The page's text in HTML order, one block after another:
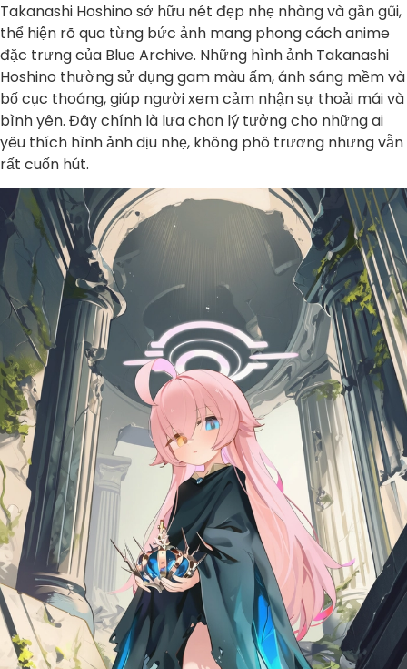
Takanashi Hoshino sở hữu nét đẹp nhẹ nhàng và gần gũi,
thể hiện rõ qua từng bức ảnh mang phong cách anime
đặc trưng của Blue Archive. Những hình ảnh Takanashi
Hoshino thường sử dụng gam màu ấm, ánh sáng mềm và
bố cục thoáng, giúp người xem cảm nhận sự thoải mái và
bình yên. Đây chính là lựa chọn lý tưởng cho những ai
yêu thích hình ảnh dịu nhẹ, không phô trương nhưng vẫn
rất cuốn hút.